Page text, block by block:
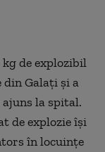
de explozibil
din Galați și a
ajuns la spital.
de explozie își
în locuințe